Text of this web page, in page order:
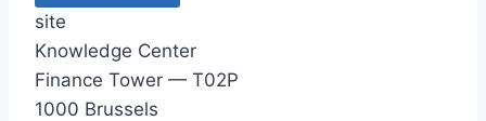
site
Knowledge Center
Finance Tower — T02P
1000 Brussels